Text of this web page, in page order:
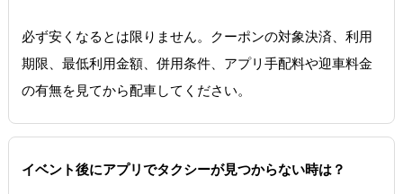
必ず安くなるとは限りません。クーポンの対象決済、利用
期限、最低利用金額、併用条件、アプリ手配料や迎車料金
の有無を見てから配車してください。
イベント後にアプリでタクシーが見つからない時は？